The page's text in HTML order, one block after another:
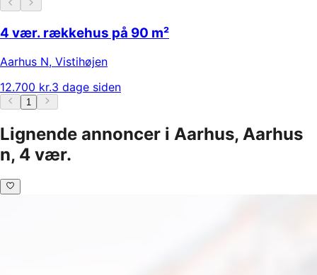
4 vær. rækkehus på 90 m²
Aarhus N, Vistihøjen
12.700 kr.3 dage siden
1
Lignende annoncer i Aarhus, Aarhus
n, 4 vær.